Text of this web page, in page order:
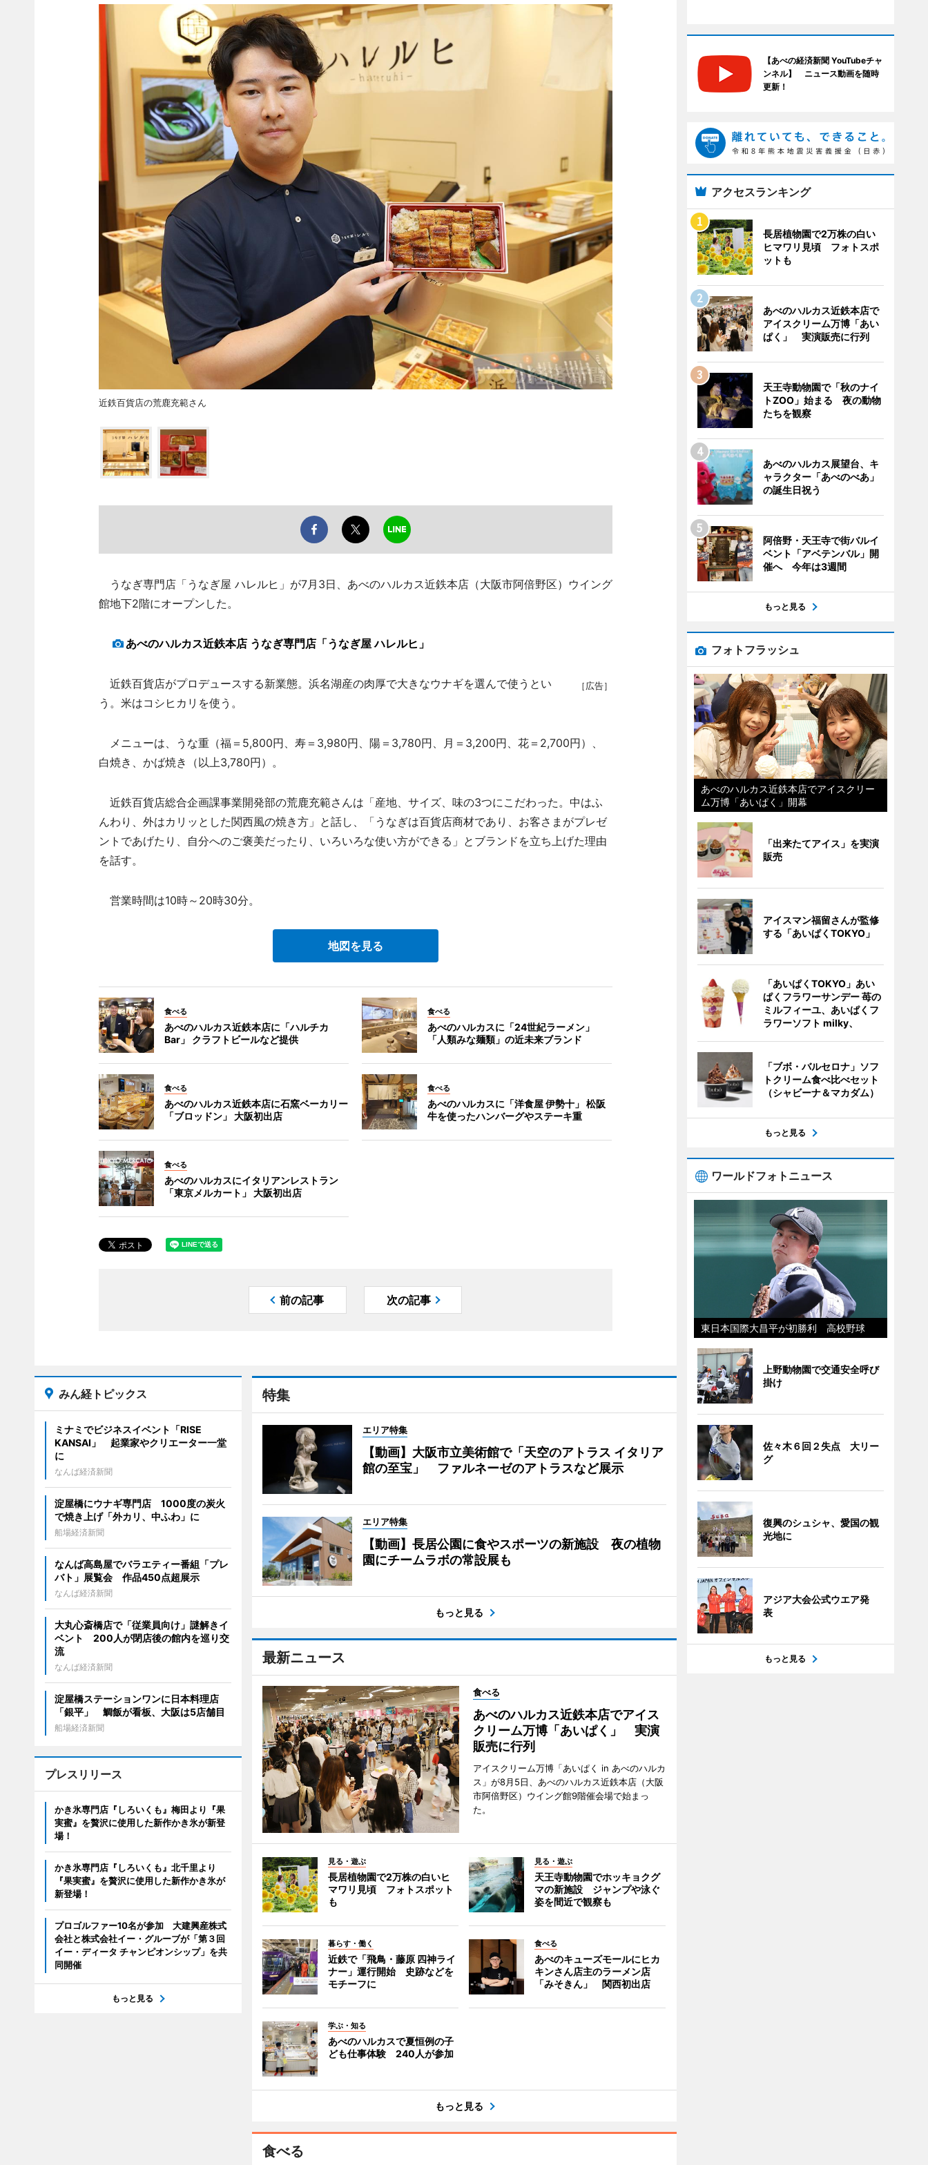
近鉄百貨店の荒鹿充範さん
うなぎ専門店「うなぎ屋 ハレルヒ」が7月3日、あべのハルカス近鉄本店（大阪市阿倍野区）ウイング
館地下2階にオープンした。
あべのハルカス近鉄本店 うなぎ専門店「うなぎ屋 ハレルヒ」
［広告］
近鉄百貨店がプロデュースする新業態。浜名湖産の肉厚で大きなウナギを選んで使うとい
う。米はコシヒカリを使う。
メニューは、うな重（福＝5,800円、寿＝3,980円、陽＝3,780円、月＝3,200円、花＝2,700円）、
白焼き、かば焼き（以上3,780円）。
近鉄百貨店総合企画課事業開発部の荒鹿充範さんは「産地、サイズ、味の3つにこだわった。中はふ
んわり、外はカリッとした関西風の焼き方」と話し、「うなぎは百貨店商材であり、お客さまがプレゼ
ントであげたり、自分へのご褒美だったり、いろいろな使い方ができる」とブランドを立ち上げた理由
を話す。
営業時間は10時～20時30分。
地図を見る
食べる
あべのハルカス近鉄本店に「ハルチカ
Bar」 クラフトビールなど提供
食べる
あべのハルカスに「24世紀ラーメン」
「人類みな麺類」の近未来ブランド
食べる
あべのハルカス近鉄本店に石窯ベーカリー
「ブロッドン」 大阪初出店
食べる
あべのハルカスに「洋食屋 伊勢十」 松阪
牛を使ったハンバーグやステーキ重
食べる
あべのハルカスにイタリアンレストラン
「東京メルカート」 大阪初出店
前の記事 次の記事
特集
エリア特集
【動画】大阪市立美術館で「天空のアトラス イタリア
館の至宝」 ファルネーゼのアトラスなど展示
エリア特集
【動画】長居公園に食やスポーツの新施設 夜の植物
園にチームラボの常設展も
もっと見る
最新ニュース
食べる
あべのハルカス近鉄本店でアイス
クリーム万博「あいぱく」 実演
販売に行列
アイスクリーム万博「あいぱく in あべのハルカ
ス」が8月5日、あべのハルカス近鉄本店（大阪
市阿倍野区）ウイング館9階催会場で始まっ
た。
見る・遊ぶ
長居植物園で2万株の白いヒ
マワリ見頃 フォトスポット
も
見る・遊ぶ
天王寺動物園でホッキョクグ
マの新施設 ジャンプや泳ぐ
姿を間近で観察も
暮らす・働く
近鉄で「飛鳥・藤原 四神ライ
ナー」運行開始 史跡などを
モチーフに
食べる
あべのキューズモールにヒカ
キンさん店主のラーメン店
「みそきん」 関西初出店
学ぶ・知る
あべのハルカスで夏恒例の子
ども仕事体験 240人が参加
もっと見る
食べる
みん経トピックス
ミナミでビジネスイベント「RISE
KANSAI」 起業家やクリエーター一堂
に
なんば経済新聞
淀屋橋にウナギ専門店 1000度の炭火
で焼き上げ「外カリ、中ふわ」に
船場経済新聞
なんば高島屋でバラエティー番組「プレ
バト」展覧会 作品450点超展示
なんば経済新聞
大丸心斎橋店で「従業員向け」謎解きイ
ベント 200人が閉店後の館内を巡り交
流
なんば経済新聞
淀屋橋ステーションワンに日本料理店
「銀平」 鯛飯が看板、大阪は5店舗目
船場経済新聞
プレスリリース
かき氷専門店『しろいくも』梅田より『果
実蜜』を贅沢に使用した新作かき氷が新登
場！
かき氷専門店『しろいくも』北千里より
『果実蜜』を贅沢に使用した新作かき氷が
新登場！
プロゴルファー10名が参加 大建興産株式
会社と株式会社イー・グルーブが「第３回
イー・ディータ チャンピオンシップ」を共
同開催
もっと見る
【あべの経済新聞 YouTubeチャ
ンネル】 ニュース動画を随時
更新！
アクセスランキング
長居植物園で2万株の白い
ヒマワリ見頃 フォトスポ
ットも
あべのハルカス近鉄本店で
アイスクリーム万博「あい
ぱく」 実演販売に行列
天王寺動物園で「秋のナイ
トZOO」始まる 夜の動物
たちを観察
あべのハルカス展望台、キ
ャラクター「あべのべあ」
の誕生日祝う
阿倍野・天王寺で街バルイ
ベント「アベテンバル」開
催へ 今年は3週間
もっと見る
フォトフラッシュ
あべのハルカス近鉄本店でアイスクリー
ム万博「あいぱく」開幕
「出来たてアイス」を実演
販売
アイスマン福留さんが監修
する「あいぱくTOKYO」
「あいぱくTOKYO」あい
ぱくフラワーサンデー 苺の
ミルフィーユ、あいぱくフ
ラワーソフト milky、
「ブボ・バルセロナ」ソフ
トクリーム食べ比べセット
（シャビーナ＆マカダム）
もっと見る
ワールドフォトニュース
東日本国際大昌平が初勝利 高校野球
上野動物園で交通安全呼び
掛け
佐々木６回２失点 大リー
グ
復興のシュシャ、愛国の観
光地に
アジア大会公式ウエア発
表
もっと見る